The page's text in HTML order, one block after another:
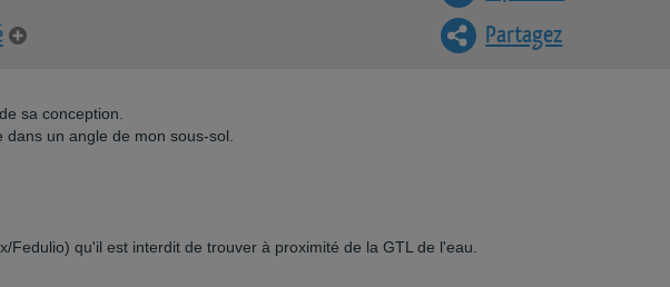
Partagez
sa conception.
un angle de mon sous-sol.
qu'il est interdit de trouver à proximité de la GTL de l'eau.